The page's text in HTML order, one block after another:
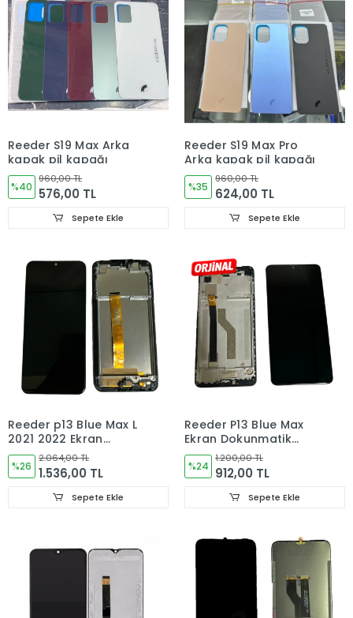
Reeder S19 Max Arka
kapak pil kapağı
%40
960,00 TL
576,00 TL
Sepete Ekle
Reeder S19 Max Pro
Arka kapak pil kapağı
%35
960,00 TL
624,00 TL
Sepete Ekle
Reeder p13 Blue Max L
2021 2022 Ekran
Dokunmatik Cam
Çıkma (ÇITALI)
ORJINAL
%26
2.064,00 TL
1.536,00 TL
Sepete Ekle
Reeder P13 Blue Max
Ekran Dokunmatik
Cam Çıkma (ÇITALI)
ORJINAL
%24
1.200,00 TL
912,00 TL
Sepete Ekle